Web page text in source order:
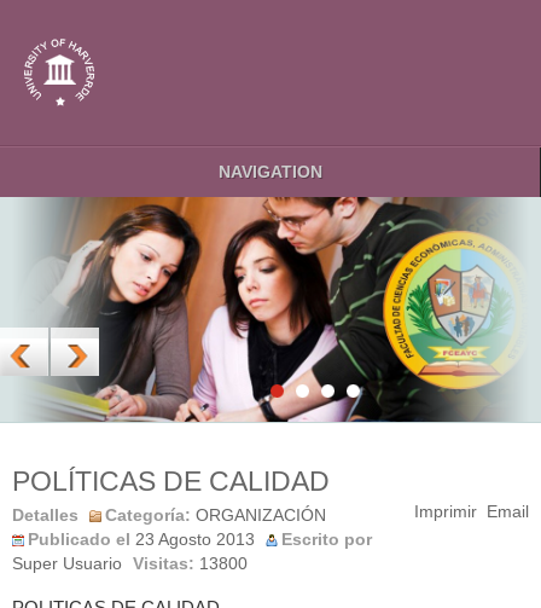
NAVIGATION
POLÍTICAS DE CALIDAD
Imprimir Email
Detalles Categoría: ORGANIZACIÓN
Publicado el 23 Agosto 2013
Escrito por
Super Usuario Visitas: 13800